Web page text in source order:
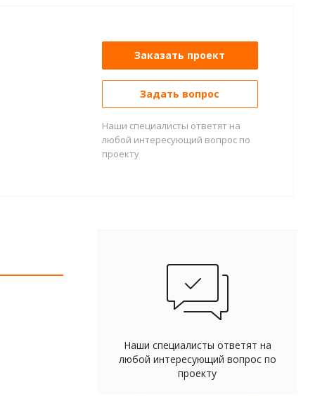
Заказать проект
Задать вопрос
Наши специалисты ответят на
любой интересующий вопрос по
проекту
Наши специалисты ответят на
любой интересующий вопрос по
проекту